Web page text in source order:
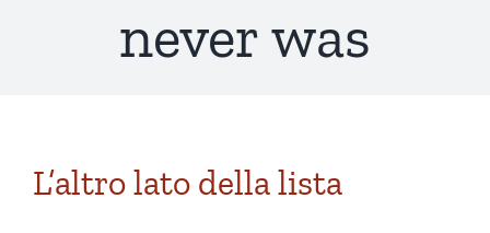
never was
L’altro lato della lista